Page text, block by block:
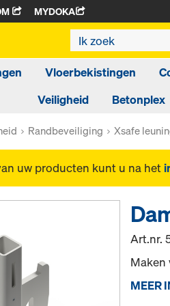
MYDOKA
Vloerbekistingen
Veiligheid
Betonplex
Randbeveiliging Xsafe
uw producten kunt u na het
Art.nr.
Maken
MEER